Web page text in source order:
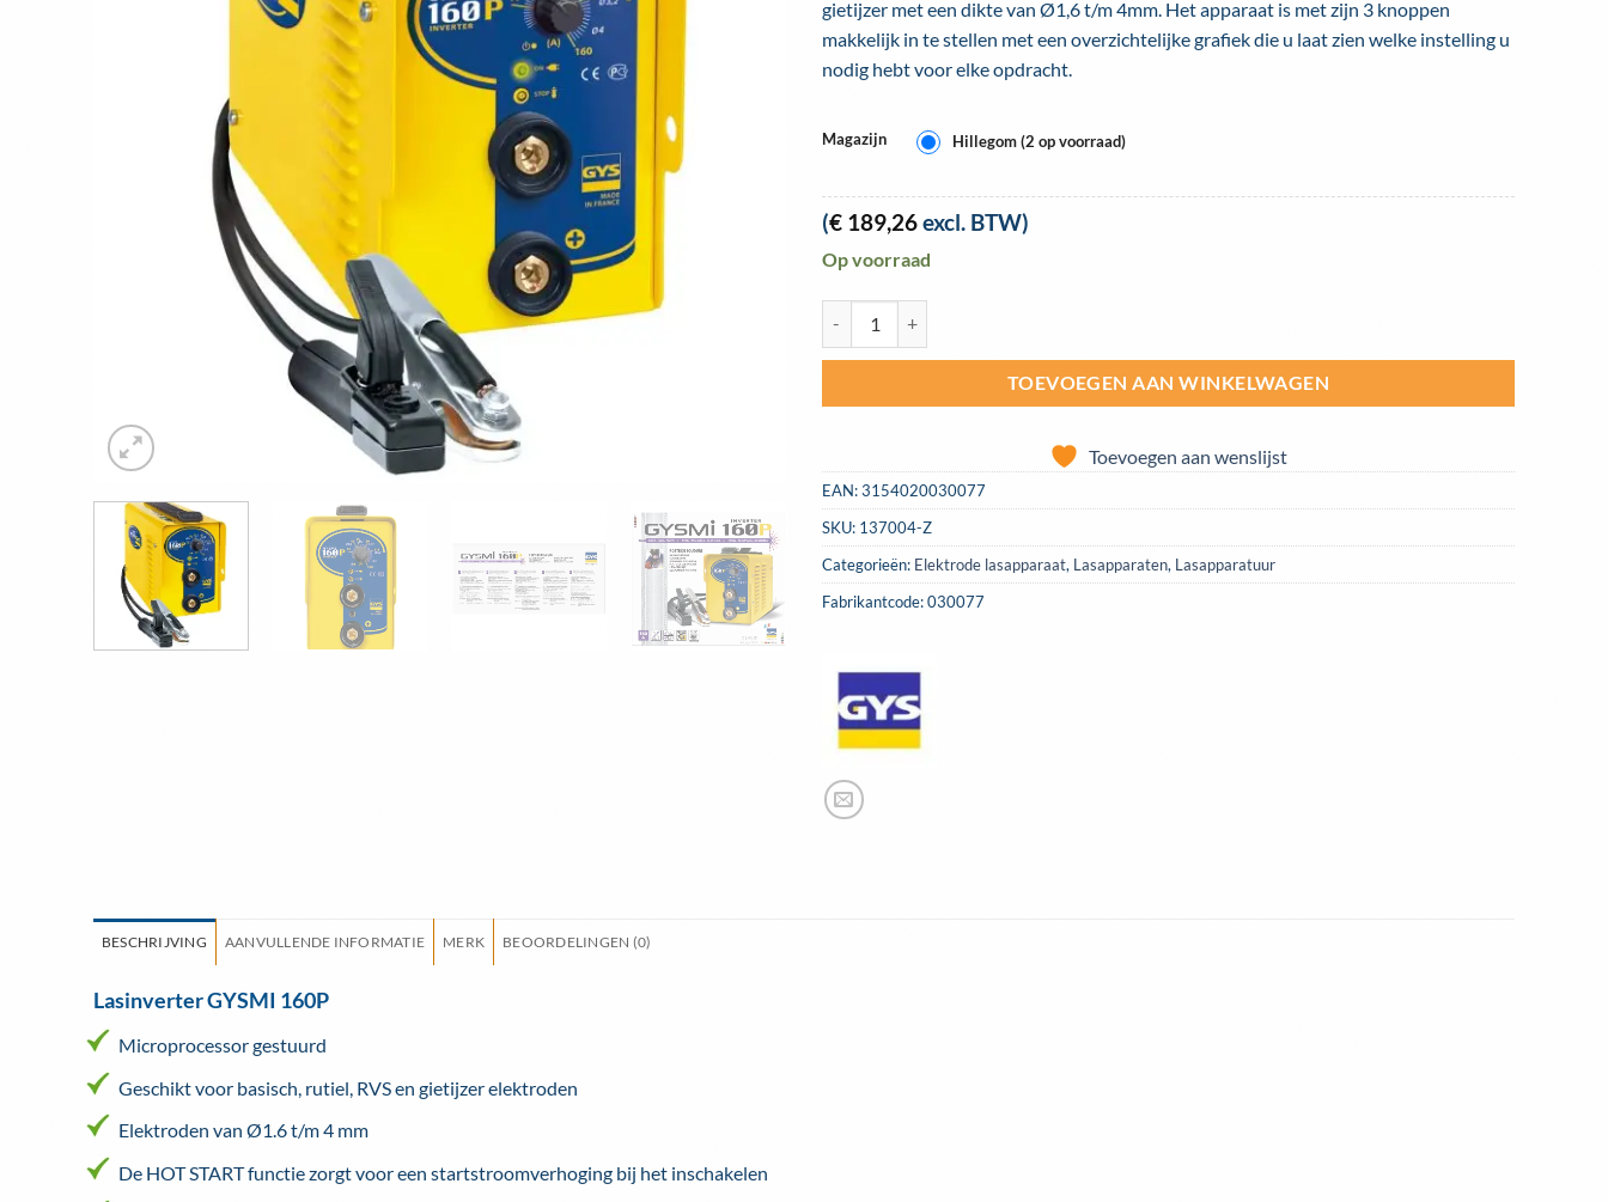
gietijzer met een dikte van Ø1,6 t/m 4mm. Het apparaat is met zijn 3 knoppen
makkelijk in te stellen met een overzichtelijke grafiek die u laat zien welke instelling u
nodig hebt voor elke opdracht.
Magazijn Hillegom (2 op voorraad)
(€ 189,26excl. BTW)
Op voorraad
TOEVOEGEN AAN WINKELWAGEN
Toevoegen aan wenslijst
EAN:3154020030077
SKU: 137004-Z
Categorieën: Elektrode lasapparaat, Lasapparaten, Lasapparatuur
Fabrikantcode: 030077
BESCHRIJVING AANVULLENDE INFORMATIE MERK BEOORDELINGEN (0)
Lasinverter GYSMI 160P
Microprocessor gestuurd
Geschikt voor basisch, rutiel, RVS en gietijzer elektroden
Elektroden van Ø1.6 t/m 4 mm
De HOT START functie zorgt voor een startstroomverhoging bij het inschakelen